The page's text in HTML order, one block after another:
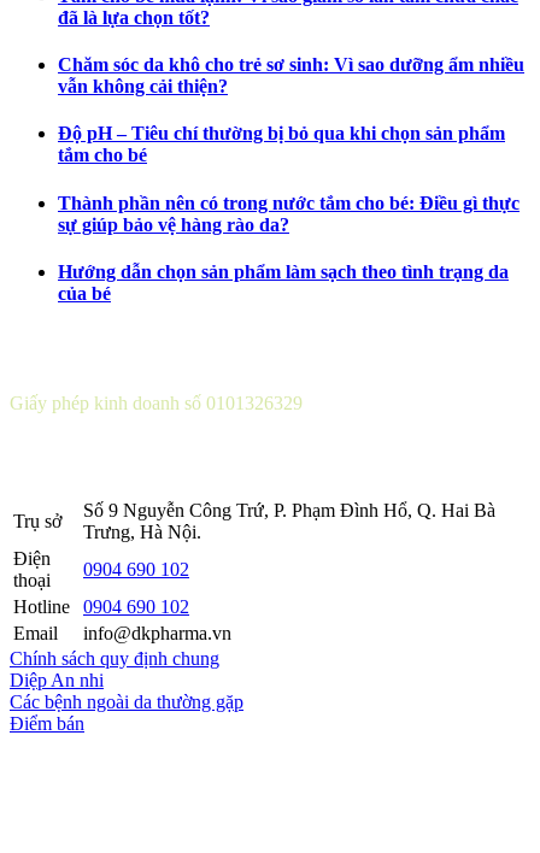
đã là lựa chọn tốt?
Chăm sóc da khô cho trẻ sơ sinh: Vì sao dưỡng ẩm nhiều
vẫn không cải thiện?
Độ pH – Tiêu chí thường bị bỏ qua khi chọn sản phẩm
tắm cho bé
Thành phần nên có trong nước tắm cho bé: Điều gì thực
sự giúp bảo vệ hàng rào da?
Hướng dẫn chọn sản phẩm làm sạch theo tình trạng da
của bé
Giấy phép kinh doanh số 0101326329
Trụ sở
Số 9 Nguyễn Công Trứ, P. Phạm Đình Hổ, Q. Hai Bà
Trưng, Hà Nội.
Điện
thoại
0904 690 102
Hotline
0904 690 102
Email
info@dkpharma.vn
Chính sách quy định chung
Diệp An nhi
Các bệnh ngoài da thường gặp
Điểm bán